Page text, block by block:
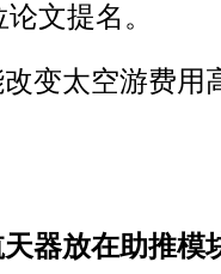
文提名。
太空游费用
放在助推模